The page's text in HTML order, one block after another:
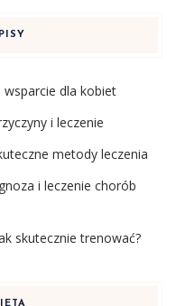
dla kobiet
i leczenie
metody leczenia
i leczenie chorób
skutecznie trenować?